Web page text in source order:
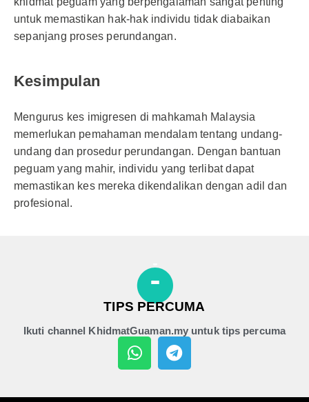
untuk memastikan hak-hak individu tidak diabaikan
sepanjang proses perundangan.
Kesimpulan
Mengurus kes imigresen di mahkamah Malaysia
memerlukan pemahaman mendalam tentang undang-
undang dan prosedur perundangan. Dengan bantuan
peguam yang mahir, individu yang terlibat dapat
memastikan kes mereka dikendalikan dengan adil dan
profesional.
TIPS PERCUMA
Ikuti channel KhidmatGuaman.my untuk tips percuma